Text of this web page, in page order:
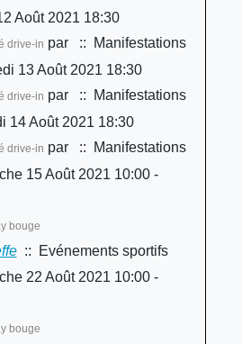
Août 2021 18:30
drive-in par
:: Manifestations
13 Août 2021 18:30
drive-in par
:: Manifestations
14 Août 2021 18:30
drive-in par
:: Manifestations
15 Août 2021 10:00 -
bouge
:: Evénements sportifs
22 Août 2021 10:00 -
bouge